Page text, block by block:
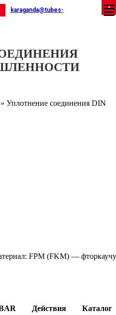
karaganda@tubes-
» Уплотнение соединения DIN
FPM (FKM) —
Действия Каталог
X
X
X
X
X
X
X
X
X
X
X
X
X
X
X
X
X
X
X